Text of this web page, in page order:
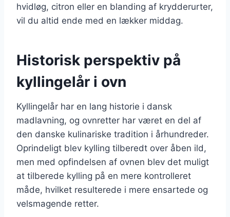
hvidløg, citron eller en blanding af krydderurter,
vil du altid ende med en lækker middag.
Historisk perspektiv på
kyllingelår i ovn
Kyllingelår har en lang historie i dansk
madlavning, og ovnretter har været en del af
den danske kulinariske tradition i århundreder.
Oprindeligt blev kylling tilberedt over åben ild,
men med opfindelsen af ovnen blev det muligt
at tilberede kylling på en mere kontrolleret
måde, hvilket resulterede i mere ensartede og
velsmagende retter.